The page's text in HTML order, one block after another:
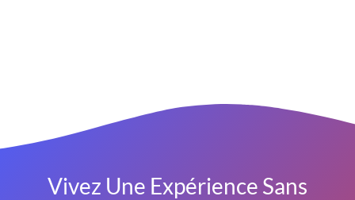
Vivez Une Expérience Sans